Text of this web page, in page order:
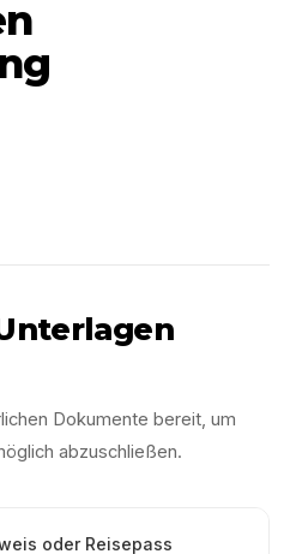
Dokumente bereit, um
abzuschließen.
oder Reisepass